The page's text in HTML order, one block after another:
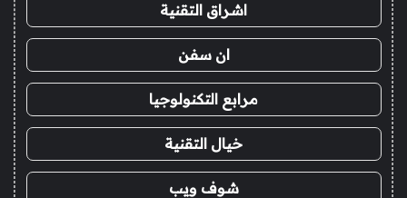
اشراق التقنية
ان سفن
مرابع التكنولوجيا
خيال التقنية
شوف ويب